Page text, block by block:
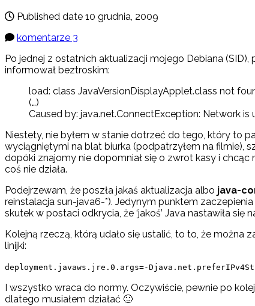
Published date 10 grudnia, 2009
komentarze 3
Po jednej z ostatnich aktualizacji mojego Debiana
informował beztroskim:
load: class JavaVersionDisplayApplet.class not
(…)
Caused by: java.net.ConnectException: Network is
Niestety, nie byłem w stanie dotrzeć do tego, który to
wyciągniętymi na blat biurka (podpatrzyłem na filmie),
dopóki znajomy nie dopomniał się o zwrot kasy i chcąc
coś nie działa.
Podejrzewam, że poszła jakaś aktualizacja albo java-
reinstalacja sun-java6-*). Jedynym punktem
skutek w postaci odkrycia, że ‘jakoś’ Java nastawiła
Kolejną rzeczą, którą udało się ustalić, to to, że
linijki:
deployment.javaws.jre.0.args=-
I wszystko wraca do normy. Oczywiście, pewnie po
dlatego musiałem działać 🙂